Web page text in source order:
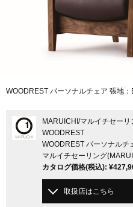
WOODREST パーソナルチェア 張地
MARUICHI /マルイチセーリ
WOODREST
WOODREST パーソナルチ
マルイチセーリング
カタログ価格(税込):
取扱店はこちら